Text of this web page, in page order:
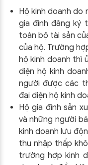
Hộ kinh doanh do
gia đình đăng ký
toàn bộ tài sản
của hộ. Trường
hộ kinh doanh thì
diện hộ kinh
người được các
đại diện hộ kinh
Hộ gia đình sản
và những người
kinh doanh lưu
thu nhập thấp
trường hợp kinh